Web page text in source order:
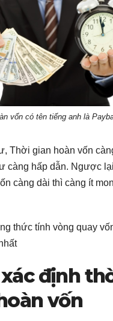
vốn có tên tiếng anh là
Thời gian hoàn vốn
càng hấp dẫn. Ngược
càng dài thì càng ít
thức tính vòng quay
định
vốn